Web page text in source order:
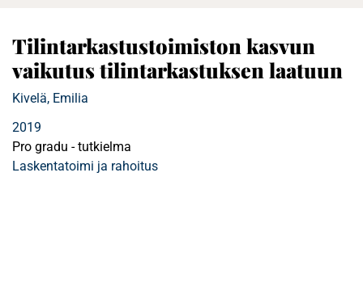
Tilintarkastustoimiston kasvun
vaikutus tilintarkastuksen laatuun
Kivelä, Emilia
2019
Pro gradu - tutkielma
Laskentatoimi ja rahoitus